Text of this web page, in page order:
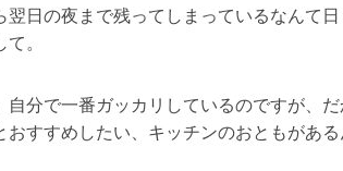
翌日の夜まで残ってしまっているなんて
。
自分で一番ガッカリしているのですが、
おすすめしたい、キッチンのおともがあ